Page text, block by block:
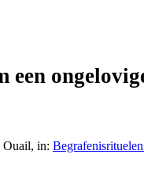
een
Ouail, in: